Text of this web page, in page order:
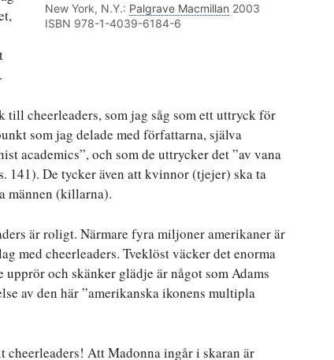
New York, N.Y.: Palgrave Macmillan 2003
ISBN 978-1-4039-6184-6
cheerleaders, som jag såg som ett uttryck för
som jag delade med författarna, själva
academics”, och som de uttrycker det ”av vana
De tycker även att kvinnor (tjejer) ska ta
männen (killarna).
är roligt. Närmare fyra miljoner amerikaner är
med cheerleaders. Tveklöst väcker det enorma
och skänker glädje är något som Adams
av den här ”amerikanska ikonens multipla
cheerleaders! Att Madonna ingår i skaran är